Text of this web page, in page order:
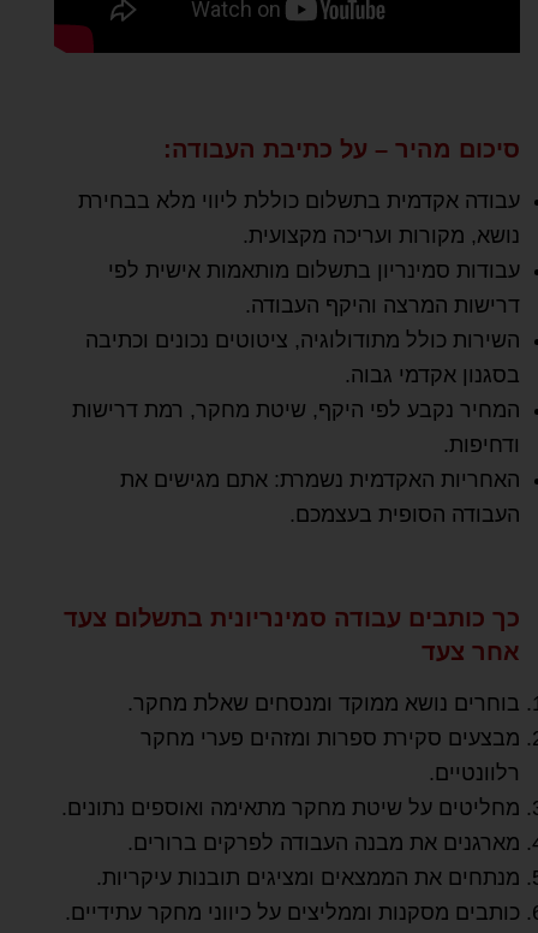
סיכום מהיר – על כתיבת העבודה:
עבודה אקדמית בתשלום כוללת ליווי מלא בבחירת
נושא, מקורות ועריכה מקצועית.
עבודות סמינריון בתשלום מותאמות אישית לפי
דרישות המרצה והיקף העבודה.
השירות כולל מתודולוגיה, ציטוטים נכונים וכתיבה
בסגנון אקדמי גבוה.
המחיר נקבע לפי היקף, שיטת מחקר, רמת דרישות
ודחיפות.
האחריות האקדמית נשמרת: אתם מגישים את
העבודה הסופית בעצמכם.
כך כותבים עבודה סמינריונית בתשלום צעד
אחר צעד
בוחרים נושא ממוקד ומנסחים שאלת מחקר.
מבצעים סקירת ספרות ומזהים פערי מחקר
רלוונטיים.
מחליטים על שיטת מחקר מתאימה ואוספים נתונים.
מארגנים את מבנה העבודה לפרקים ברורים.
מנתחים את הממצאים ומציגים תובנות עיקריות.
כותבים מסקנות וממליצים על כיווני מחקר עתידיים.